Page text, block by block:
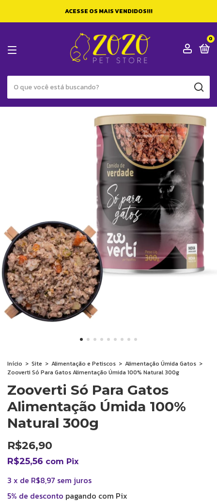
ACESSE OS MAIS VENDIDOS!!!
0
Início > Site > Alimentação e Petiscos > Alimentação Úmida Gatos >
Zooverti Só Para Gatos Alimentação Úmida 100% Natural 300g
Zooverti Só Para Gatos
Alimentação Úmida 100%
Natural 300g
R$26,90
R$25,56 com Pix
3 x de R$8,97 sem juros
5% de desconto pagando com Pix